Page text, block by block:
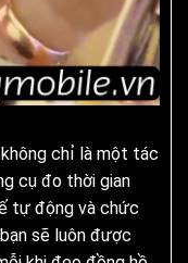
không chỉ là một tác
cụ đo thời gian
tự động và chức
sẽ luôn được